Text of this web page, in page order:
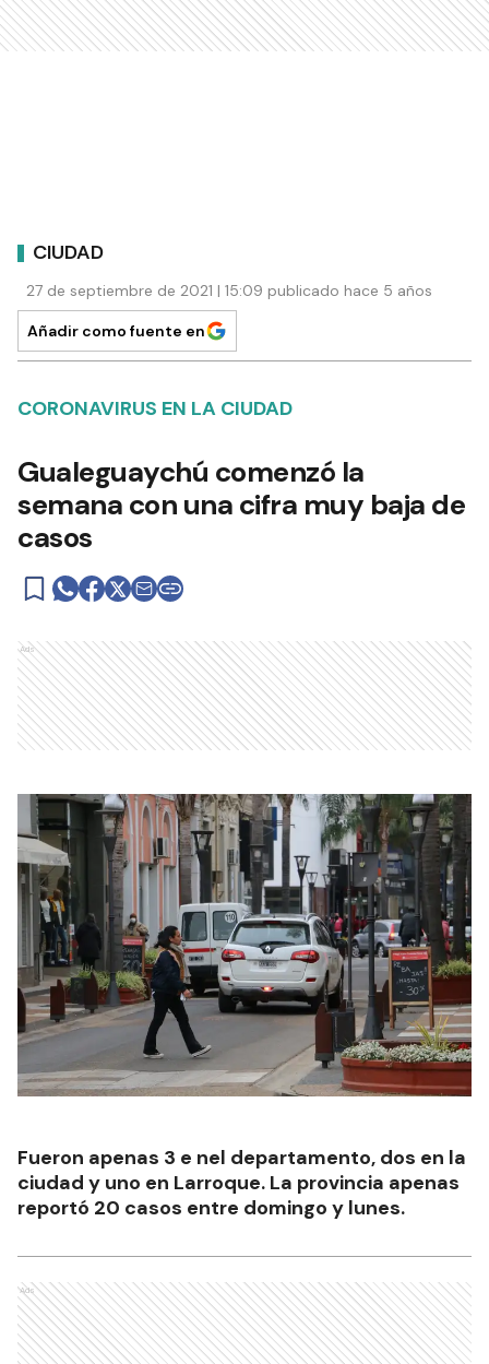
CIUDAD
27 de septiembre de 2021 | 15:09 publicado hace 5 años
Añadir como fuente en
CORONAVIRUS EN LA CIUDAD
Gualeguaychú comenzó la
semana con una cifra muy baja de
casos
Ads
Fueron apenas 3 e nel departamento, dos en la
ciudad y uno en Larroque. La provincia apenas
reportó 20 casos entre domingo y lunes.
Ads